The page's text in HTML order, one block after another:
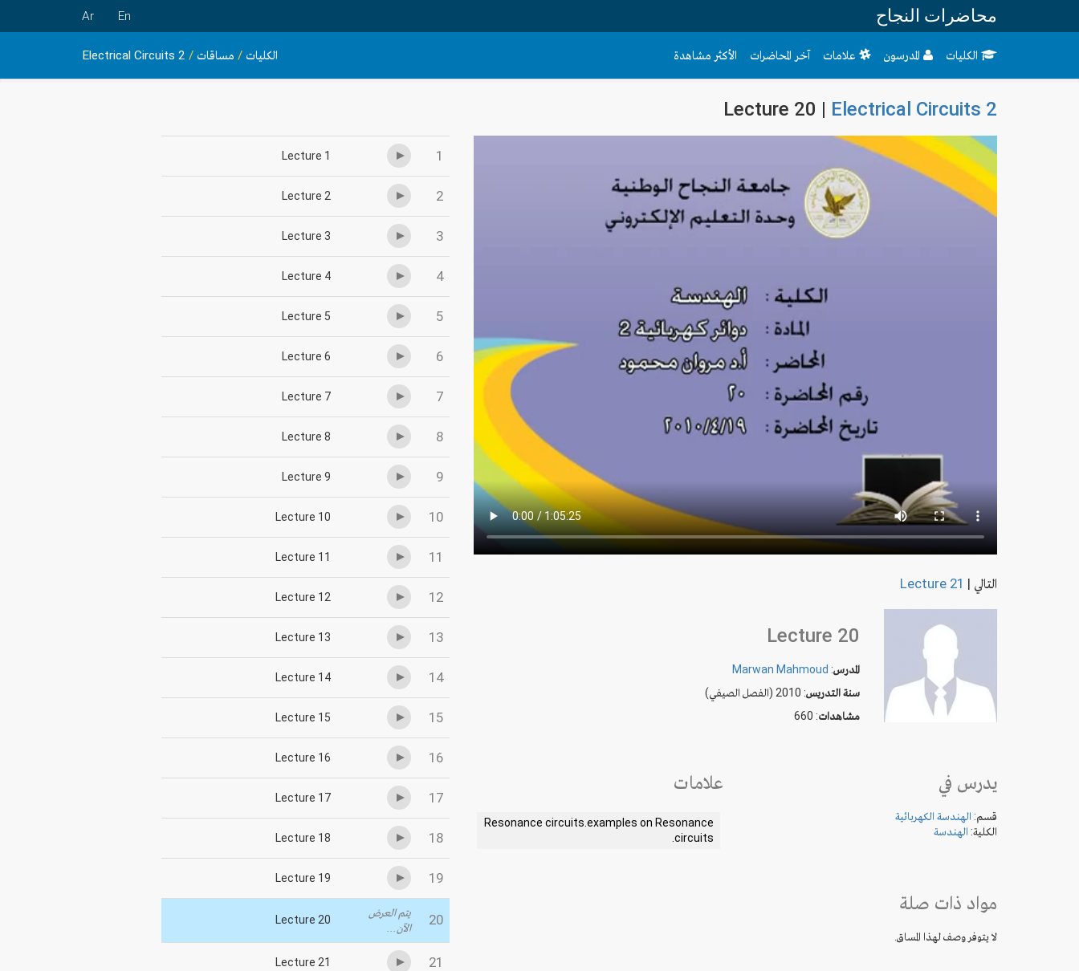
محاضرات النجاح En
Ar
الكليات المدرسون علامات آخر المحاضرات الأكثر مشاهدة الكليات / مساقات /
Electrical Circuits 2
Lecture 20 | Electrical Circuits 2
التالي |
Lecture 21
Lecture 20
المدرس:
Marwan Mahmoud
سنة التدريس: 2010 (الفصل الصيفي)
مشاهدات: 660
يدرس في
قسم: الهندسة الكهربائية
الكلية: الهندسة
علامات
Resonance circuits.examples on Resonance
circuits.
مواد ذات صلة
لا يتوفر وصف لهذا المساق.
1
Lecture 1
2
Lecture 2
3
Lecture 3
4
Lecture 4
5
Lecture 5
6
Lecture 6
7
Lecture 7
8
Lecture 8
9
Lecture 9
10
Lecture 10
11
Lecture 11
12
Lecture 12
13
Lecture 13
14
Lecture 14
15
Lecture 15
16
Lecture 16
17
Lecture 17
18
Lecture 18
19
Lecture 19
20
يتم العرض
الآن...
Lecture 20
21
Lecture 21